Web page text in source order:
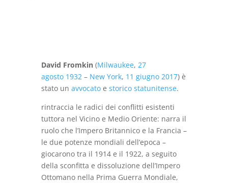
David Fromkin(Milwaukee, 27
agosto 1932– New York, 11 giugno 2017) è
stato un avvocatoe storico statunitense.
rintraccia le radici dei conflitti esistenti
tuttora nel Vicino e Medio Oriente: narra il
ruolo che l’Impero Britannico e la Francia –
le due potenze mondiali dell’epoca –
giocarono tra il 1914 e il 1922, a seguito
della sconfitta e dissoluzione dell’Impero
Ottomano nella Prima Guerra Mondiale,